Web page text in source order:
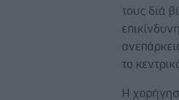
τους διά
το
Η